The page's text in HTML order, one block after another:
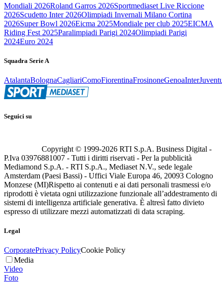
Mondiali 2026Roland Garros 2026Sportmediaset Live Riccione
2026Scudetto Inter 2026Olimpiadi Invernali Milano Cortina
2026Super Bowl 2026Eicma 2025Mondiale per club 2025EICMA
Riding Fest 2025Paralimpiadi Parigi 2024Olimpiadi Parigi
2024Euro 2024
Squadra Serie A
AtalantaBolognaCagliariComoFiorentinaFrosinoneGenoaInter
Seguici su
Copyright © 1999-2026 RTI S.p.A. Business Digital -
P.Iva 03976881007 - Tutti i diritti riservati - Per la pubblicità
Mediamond S.p.A. - RTI S.p.A., Mediaset N.V., sede legale
Amsterdam (Paesi Bassi) - Uffici Viale Europa 46, 20093 Cologno
Monzese (MI)Rispetto ai contenuti e ai dati personali trasmessi e/o
riprodotti è vietata ogni utilizzazione funzionale all’addestramento di
sistemi di intelligenza artificiale generativa. È altresì fatto divieto
espresso di utilizzare mezzi automatizzati di data scraping.
Legal
CorporatePrivacy PolicyCookie Policy
Media
Video
Foto